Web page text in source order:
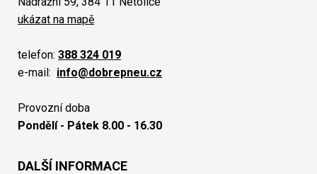
ukázat na mapě
telefon: 388 324 019
e-mail: info@dobrepneu.cz
Provozní doba
Pondělí - Pátek 8.00 - 16.30
DALŠÍ INFORMACE